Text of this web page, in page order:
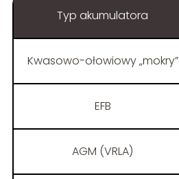
Typ akumulatora
Kwasowo-ołowiowy „mokry”
EFB
AGM (VRLA)